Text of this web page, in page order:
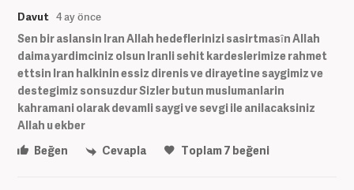
Davut 4 ay önce
Sen bir aslansin Iran Allah hedeflerinizi sasirtmasîn Allah
daima yardimciniz olsun Iranli sehit kardeslerimize rahmet
ettsin Iran halkinin essiz direnis ve dirayetine saygimiz ve
destegimiz sonsuzdur Sizler butun muslumanlarin
kahramani olarak devamli saygi ve sevgi ile anilacaksiniz
Allah u ekber
Beğen
Cevapla Toplam7 beğeni